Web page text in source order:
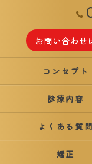
お問い合わせ
コンセプト
診療内容
よくある質問
矯正